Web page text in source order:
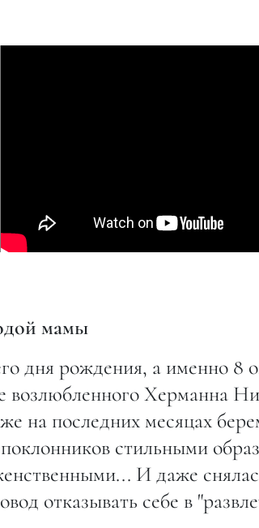
мамы
дня рождения, а именно 8
Херманна
на последних месяцах
поклонников стильными
И даже
отказывать себе в